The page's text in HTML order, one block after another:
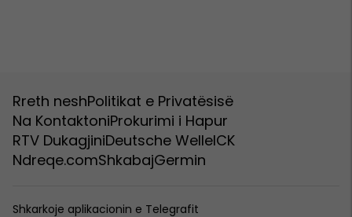
Rreth neshPolitikat e Privatësisë
Na KontaktoniProkurimi i Hapur
RTV DukagjiniDeutsche WelleICK
Ndreqe.comShkabajGermin
Shkarkoje aplikacionin e Telegrafit